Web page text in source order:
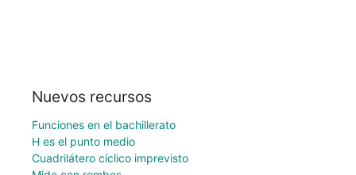
Nuevos recursos
Funciones en el bachillerato
H es el punto medio
Cuadrilátero cíclico imprevisto